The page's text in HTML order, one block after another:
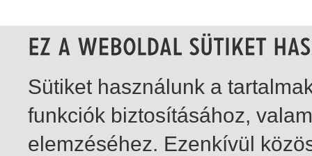
Sütiket használunk a
funkciók biztosításához,
elemzéséhez. Ezenkívül